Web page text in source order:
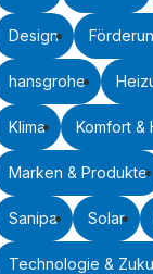
Design
hansgrohe
Klima Komfort &
Marken & Produkte
Sanipa Solar
Technologie &